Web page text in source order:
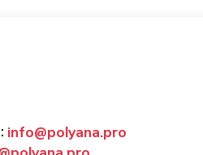
info@polyana.pro